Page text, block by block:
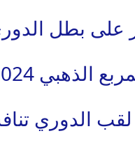
أم صلال بنتيجة
على الغرافة بنتيجة 3 : 2
الدوري تنافس